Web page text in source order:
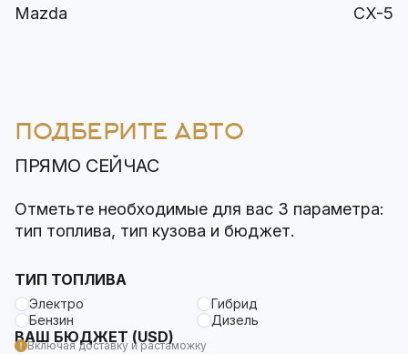
Mazda CX-5
ПОДБЕРИТЕ АВТО
ПРЯМО СЕЙЧАС
Отметьте необходимые для вас 3 параметра:
тип топлива, тип кузова и бюджет.
ТИП ТОПЛИВА
Электро
Гибрид
Бензин
Дизель
ВАШ БЮДЖЕТ (USD)
Включая доставку и растаможку